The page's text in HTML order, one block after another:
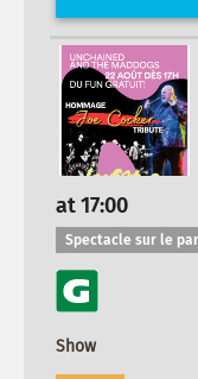
at 17:00
Spectacle sur le
Show